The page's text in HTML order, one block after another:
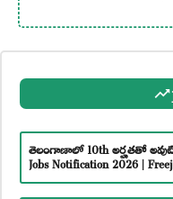
తెలంగాణాలో 10th అర్హతతో అవుట్
Jobs Notification 2026 |